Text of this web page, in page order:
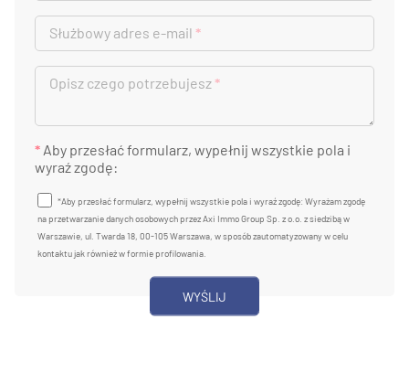
Służbowy adres e-mail *
Opisz czego potrzebujesz*
* Aby przesłać formularz, wypełnij wszystkie pola i
wyraź zgodę:
*Aby przesłać formularz, wypełnij wszystkie pola i wyraź zgodę: Wyrażam zgodę
na przetwarzanie danych osobowych przez Axi Immo Group Sp. z o.o. z siedzibą w
Warszawie, ul. Twarda 18, 00-105 Warszawa, w sposób zautomatyzowany w celu
kontaktu jak również w formie profilowania.